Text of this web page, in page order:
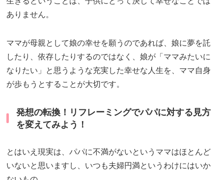
ありません。
ママが母親として娘の幸せを願うのであれば、娘に夢を託
したり、依存したりするのではなく、娘が「ママみたいに
なりたい」と思うような充実した幸せな人生を、ママ自身
が歩もうとすることが大切です。
発想の転換！リフレーミングでパパに対する見方
を変えてみよう！
とはいえ現実は、パパに不満がないというママはほとんど
いないと思いますし、いつも夫婦円満というわけにはいか